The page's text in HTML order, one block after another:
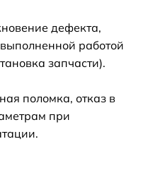
дефекта,
работой
запчасти).
поломка, отказ в
при